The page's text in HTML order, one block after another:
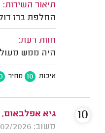
תיאור השירות:
החלפת ברז
חוות דעת:
היה ממש
איכות 10 מחיר
גיא
משוב: 24/02/2026
10